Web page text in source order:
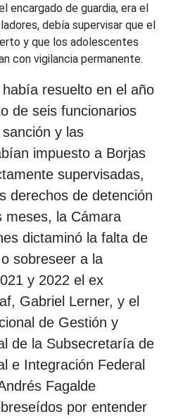
encargado de guardia, era el
debía supervisar que el
y que los adolescentes
con vigilancia permanente.
resuelto en el año
de seis funcionarios
y las
impuesto a Borjas
supervisadas,
derechos de detención
meses, la Cámara
dictaminó la falta de
sobreseer a la
y 2022 el ex
Gabriel Lerner, y el
de Gestión y
de la Subsecretaría de
e Integración Federal
Fagalde
por entender